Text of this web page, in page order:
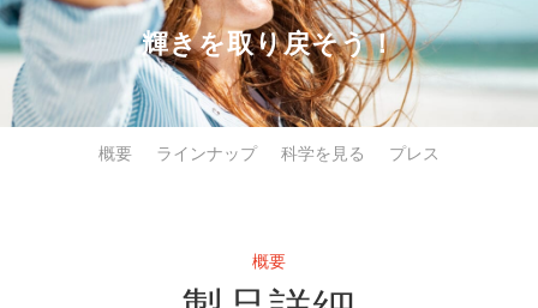
輝きを取り戻そう！
概要 ラインナップ 科学を見る プレス
概要